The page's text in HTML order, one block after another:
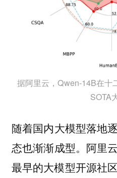
据阿里云，Qwen-14B在十
SOTA
随着国内大模型落地
态也渐渐成型。阿里
最早的大模型开源社